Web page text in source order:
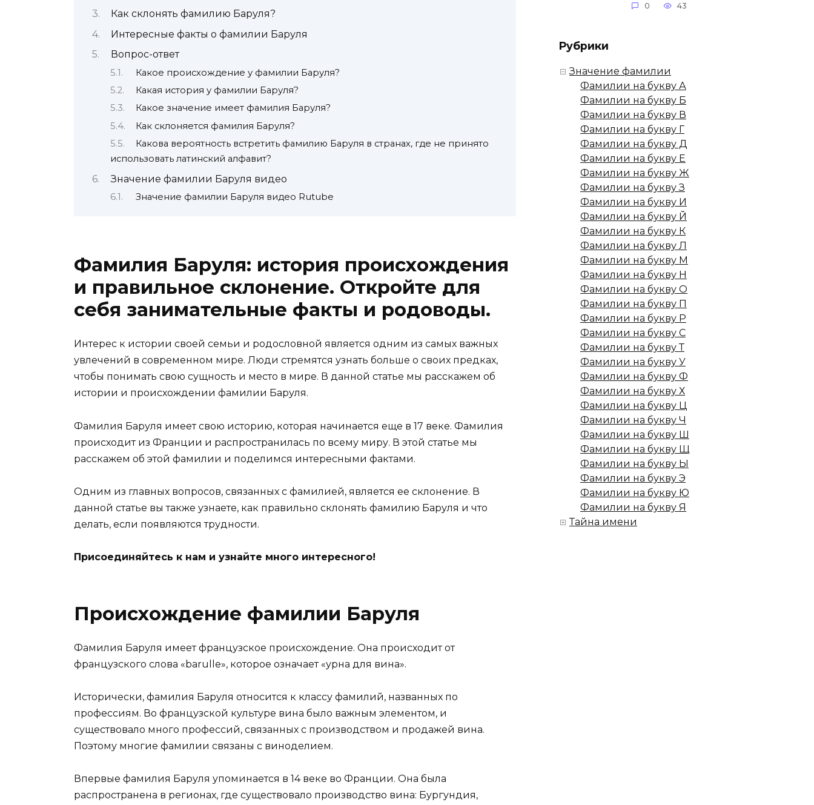
Как склонять фамилию Баруля?
Интересные факты о фамилии Баруля
Вопрос-ответ
Какое происхождение у фамилии Баруля?
Какая история у фамилии Баруля?
Какое значение имеет фамилия Баруля?
Как склоняется фамилия Баруля?
Какова вероятность встретить фамилию Баруля в странах, где не принято
использовать латинский алфавит?
Значение фамилии Баруля видео
Значение фамилии Баруля видео Rutube
Фамилия Баруля: история происхождения
и правильное склонение. Откройте для
себя занимательные факты и родоводы.
Интерес к истории своей семьи и родословной является одним из самых важных
увлечений в современном мире. Люди стремятся узнать больше о своих предках,
чтобы понимать свою сущность и место в мире. В данной статье мы расскажем об
истории и происхождении фамилии Баруля.
Фамилия Баруля имеет свою историю, которая начинается еще в 17 веке. Фамилия
происходит из Франции и распространилась по всему миру. В этой статье мы
расскажем об этой фамилии и поделимся интересными фактами.
Одним из главных вопросов, связанных с фамилией, является ее склонение. В
данной статье вы также узнаете, как правильно склонять фамилию Баруля и что
делать, если появляются трудности.
Присоединяйтесь к нам и узнайте много интересного!
Происхождение фамилии Баруля
Фамилия Баруля имеет французское происхождение. Она происходит от
французского слова «barulle», которое означает «урна для вина».
Исторически, фамилия Баруля относится к классу фамилий, названных по
профессиям. Во французской культуре вина было важным элементом, и
существовало много профессий, связанных с производством и продажей вина.
Поэтому многие фамилии связаны с виноделием.
Впервые фамилия Баруля упоминается в 14 веке во Франции. Она была
распространена в регионах, где существовало производство вина: Бургундия,
0 43
Рубрики
Значение фамилии
Фамилии на букву А
Фамилии на букву Б
Фамилии на букву В
Фамилии на букву Г
Фамилии на букву Д
Фамилии на букву Е
Фамилии на букву Ж
Фамилии на букву З
Фамилии на букву И
Фамилии на букву Й
Фамилии на букву К
Фамилии на букву Л
Фамилии на букву М
Фамилии на букву Н
Фамилии на букву О
Фамилии на букву П
Фамилии на букву Р
Фамилии на букву С
Фамилии на букву Т
Фамилии на букву У
Фамилии на букву Ф
Фамилии на букву Х
Фамилии на букву Ц
Фамилии на букву Ч
Фамилии на букву Ш
Фамилии на букву Щ
Фамилии на букву Ы
Фамилии на букву Э
Фамилии на букву Ю
Фамилии на букву Я
Тайна имени